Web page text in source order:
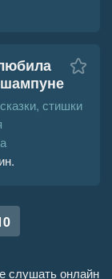
стишки
слушать онлайн